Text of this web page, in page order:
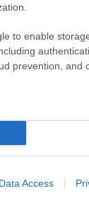
to enable
prevention, and
Data Access